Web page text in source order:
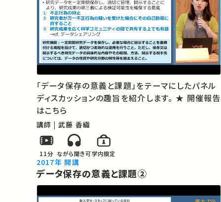
「データ保存の意義と課題」をテーマにしたパネル
ディスカッションの趣旨を紹介します。 ★ 開催報告
はこちら
講師 | 武藤 香織
11分 ながら聞き可学内限定
2017年 開講
データ保存の意義と課題②